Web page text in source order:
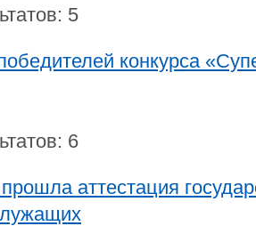
5
конкурса
6
аттестация